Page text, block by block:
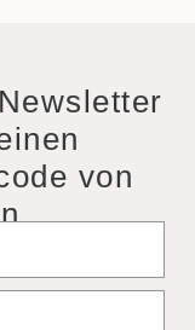
von